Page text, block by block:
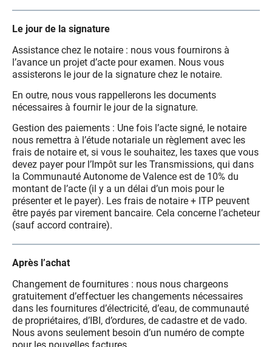
Le jour de la signature
Assistance chez le notaire : nous vous fournirons à
l’avance un projet d’acte pour examen. Nous vous
assisterons le jour de la signature chez le notaire.
En outre, nous vous rappellerons les documents
nécessaires à fournir le jour de la signature.
Gestion des paiements : Une fois l’acte signé, le notaire
nous remettra à l’étude notariale un règlement avec les
frais de notaire et, si vous le souhaitez, les taxes que vous
devez payer pour l’Impôt sur les Transmissions, qui dans
la Communauté Autonome de Valence est de 10% du
montant de l’acte (il y a un délai d’un mois pour le
présenter et le payer). Les frais de notaire + ITP peuvent
être payés par virement bancaire. Cela concerne l’acheteur
(sauf accord contraire).
Après l’achat
Changement de fournitures : nous nous chargeons
gratuitement d’effectuer les changements nécessaires
dans les fournitures d’électricité, d’eau, de communauté
de propriétaires, d’IBI, d’ordures, de cadastre et de vado.
Nous avons seulement besoin d’un numéro de compte